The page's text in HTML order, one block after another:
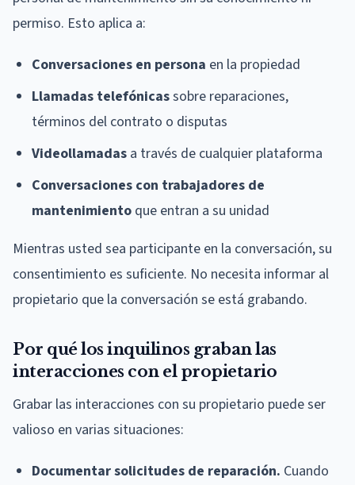
permiso. Esto aplica a:
Conversaciones en persona en la propiedad
Llamadas telefónicassobre reparaciones,
términos del contrato o disputas
Videollamadas a través de cualquier plataforma
Conversaciones con trabajadores de
mantenimiento que entran a su unidad
Mientras usted sea participante en la conversación, su
consentimiento es suficiente. No necesita informar al
propietario que la conversación se está grabando.
Por qué los inquilinos graban las
interacciones con el propietario
Grabar las interacciones con su propietario puede ser
valioso en varias situaciones:
Documentar solicitudes de reparación. Cuando